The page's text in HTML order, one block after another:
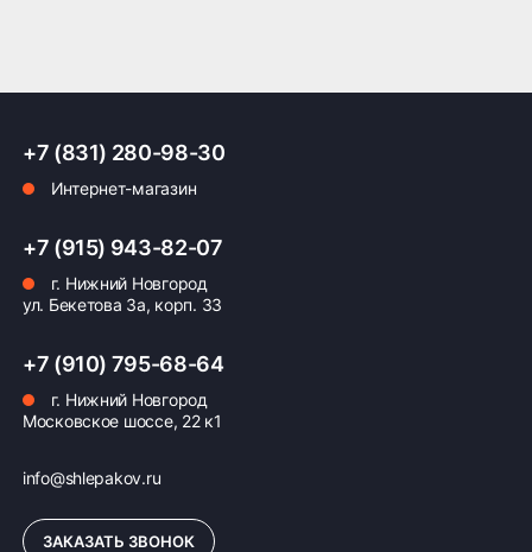
где преобладают суровые климатические условия
условиях, загородных трассах и горных дорогах.
Год выпуска модели:
в 2019 году.
Страна производства:
Россия.
Оплата заказа
также доступно оформление кредита и
формирование счёта для Юр.Лица
ПОДРОБНЕЕ ОБ ОПЛАТЕ
+7 (831) 280-98-30
Интернет-магазин
+7 (915) 943-82-07
г. Нижний Новгород
ул. Бекетова 3а, корп. 33
+7 (910) 795-68-64
г. Нижний Новгород
Московское шоссе, 22 к1
info@shlepakov.ru
ЗАКАЗАТЬ ЗВОНОК